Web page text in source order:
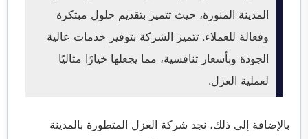
المدينة المنورة، حيث تتميز بتقديم حلول مبتكرة
وفعالة للعملاء. تتميز الشركة بتوفير خدمات عالية
الجودة وبأسعار تنافسية، مما يجعلها خيارًا مثاليًا
لعملية العزل.
بالإضافة إلى ذلك، نجد شركة العزل المتطورة بالمدينة